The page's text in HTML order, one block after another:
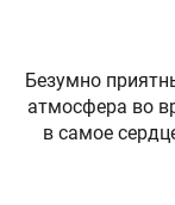
Безумно
атмосфера во
в самое